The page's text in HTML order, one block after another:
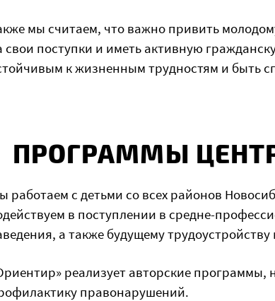
мы считаем, что важно привить
свои поступки и иметь активную
к жизненным трудностям и быть
ПРОГРАММЫ
работаем с детьми со всех районов
в поступлении в средне-
а также будущему
реализует авторские
правонарушений.